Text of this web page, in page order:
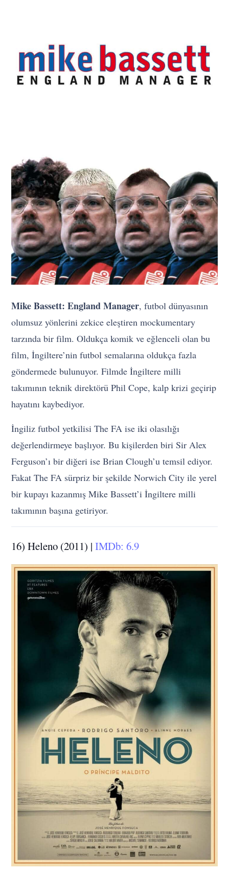
Mike Bassett: England Manager, futbol dünyasının
olumsuz yönlerini zekice eleştiren mockumentary
tarzında bir film. Oldukça komik ve eğlenceli olan bu
film, İngiltere’nin futbol semalarına oldukça fazla
göndermede bulunuyor. Filmde İngiltere milli
takımının teknik direktörü Phil Cope, kalp krizi geçirip
hayatını kaybediyor.
İngiliz futbol yetkilisi The FA ise iki olasılığı
değerlendirmeye başlıyor. Bu kişilerden biri Sir Alex
Ferguson’ı bir diğeri ise Brian Clough’u temsil ediyor.
Fakat The FA sürpriz bir şekilde Norwich City ile yerel
bir kupayı kazanmış Mike Bassett’i İngiltere milli
takımının başına getiriyor.
16) Heleno (2011) |IMDb: 6.9